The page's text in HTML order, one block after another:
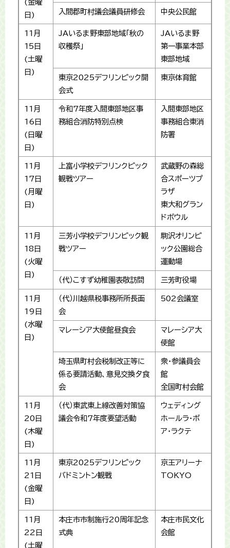
(金曜
日)
入間郡町村議会議員研修会 中央公民館
11月
15日
(土曜
日)
JAいるま野東部地域「秋の
収穫祭」
JAいるま野
第一事業本部
東部地域
東京2025デフリンピック開
会式
東京体育館
11月
16日
(日曜
日)
令和7年度入間東部地区事
務組合消防特別点検
入間東部地区
事務組合東消
防署
11月
17日
(月曜
日)
上富小学校デフリンクピック
観戦ツアー
武蔵野の森総
合スポーツプ
ラザ
東大和グラン
ドボウル
11月
18日
(火曜
日)
三芳小学校デフリンピック観
戦ツアー
駒沢オリンピ
ック公園総合
運動場
（代）こすず幼稚園表敬訪問 三芳町役場
11月
19日
(水曜
日)
（代）川越県税事務所所長面
会
502会議室
マレーシア大使館昼食会
マレーシア大
使館
埼玉県町村会税制改正等に
係る要請活動、意見交換夕食
会
衆･参議員会
館
全国町村会館
11月
20日
(木曜
日)
（代）東武東上線改善対策協
議会令和7年度要望活動
ウェディング
ホールラ・ボ
ア・ラクテ
11月
21日
(金曜
日)
東京2025デフリンピック
バドミントン観戦
京王アリーナ
TOKYO
11月
22日
(土曜
本庄市市制施行20周年記念
式典
本庄市民文化
会館